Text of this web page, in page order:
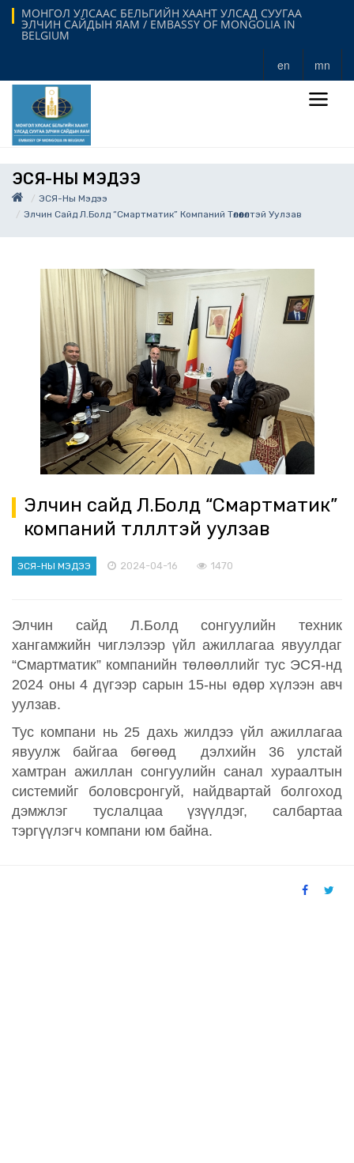
МОНГОЛ УЛСААС БЕЛЬГИЙН ХААНТ УЛСАД СУУГАА
ЭЛЧИН САЙДЫН ЯАМ / EMBASSY OF MONGOLIA IN
BELGIUM
en mn
ЭСЯ-НЫ МЭДЭЭ
ЭСЯ-Ны Мэдээ
Элчин Сайд Л.Болд “Смартматик” Компаний Төлөөлөлтэй Уулзав
Элчин сайд Л.Болд “Смартматик”
компаний төлөөлөлтэй уулзав
ЭСЯ-НЫ МЭДЭЭ 2024-04-16 1470
Элчин сайд Л.Болд сонгуулийн техник
хангамжийн чиглэлээр үйл ажиллагаа явуулдаг
“Смартматик” компанийн төлөөллийг тус ЭСЯ-нд
2024 оны 4 дүгээр сарын 15-ны өдөр хүлээн авч
уулзав.
Тус компани нь 25 дахь жилдээ үйл ажиллагаа
явуулж байгаа бөгөөд дэлхийн 36 улстай
хамтран ажиллан сонгуулийн санал хураалтын
системийг боловсронгуй, найдвартай болгоход
дэмжлэг туслалцаа үзүүлдэг, салбартаа
тэргүүлэгч компани юм байна.